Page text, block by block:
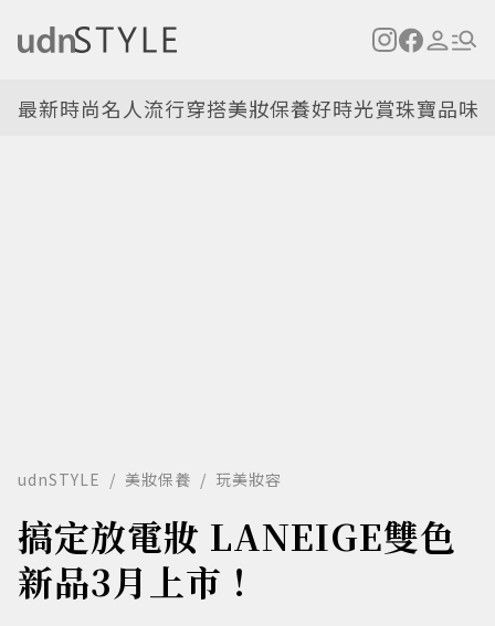
最新時尚名人流行穿搭美妝保養好時光賞珠寶品味
udnSTYLE 美妝保養 玩美妝容
搞定放電妝 LANEIGE雙色
新品3月上市！